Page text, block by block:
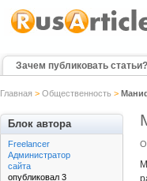
Зачем публиковать статьи?
Главная > Общественность >
Блок автора
Freelancer
Администратор
сайта
опубликовал 3